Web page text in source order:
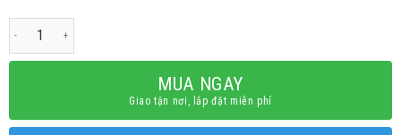
Máy Nén Điểm Đá số lượng
MUA NGAY
Giao tận nơi, lắp đặt miễn phí